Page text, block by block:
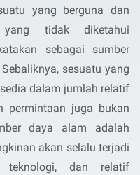
yang berguna dan
tidak diketahui
sebagai sumber
sesuatu yang
dalam jumlah relatif
permintaan juga bukan
daya alam adalah
akan selalu terjadi
teknologi, dan relatif